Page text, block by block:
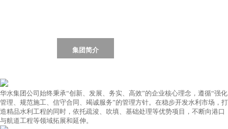
集团简介
华水集团公司始终秉承“创新、发展、务实、高效”的企业核心理念，遵循“强化
管理、规范施工、信守合同、竭诚服务”的管理方针。在稳步开发水利市场，打
造精品水利工程的同时，依托疏浚、吹填、基础处理等优势项目，不断向港口
与航道工程等领域拓展和延伸。